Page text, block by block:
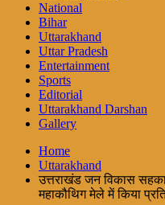
National
Bihar
Uttarakhand
Uttar Pradesh
Entertainment
Sports
Editorial
Uttarakhand Darshan
Gallery
Home
Uttarakhand
उत्तराखंड जन विकास
महाकौथिग मेले में किया